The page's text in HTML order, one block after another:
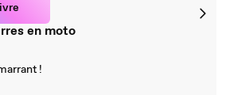
en moto
!